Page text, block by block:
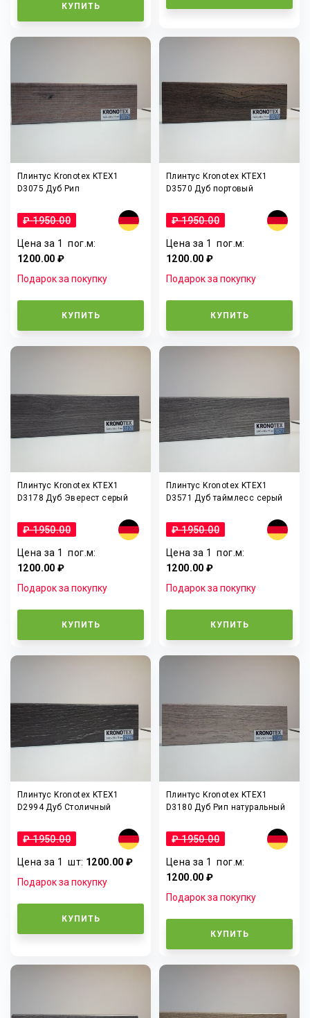
КУПИТЬ
Плинтус Kronotex KTEX1
D3075 Дуб Рип
₽ 1950.00
Цена за 1пог.м:
1200.00 ₽
Подарок за покупку
КУПИТЬ
Плинтус Kronotex KTEX1
D3570 Дуб портовый
₽ 1950.00
Цена за 1пог.м:
1200.00 ₽
Подарок за покупку
КУПИТЬ
Плинтус Kronotex KTEX1
D3178 Дуб Эверест серый
₽ 1950.00
Цена за 1пог.м:
1200.00 ₽
Подарок за покупку
КУПИТЬ
Плинтус Kronotex KTEX1
D3571 Дуб таймлесс серый
₽ 1950.00
Цена за 1пог.м:
1200.00 ₽
Подарок за покупку
КУПИТЬ
Плинтус Kronotex KTEX1
D2994 Дуб Столичный
₽ 1950.00
Цена за 1шт: 1200.00 ₽
Подарок за покупку
КУПИТЬ
Плинтус Kronotex KTEX1
D3180 Дуб Рип натуральный
₽ 1950.00
Цена за 1пог.м:
1200.00 ₽
Подарок за покупку
КУПИТЬ